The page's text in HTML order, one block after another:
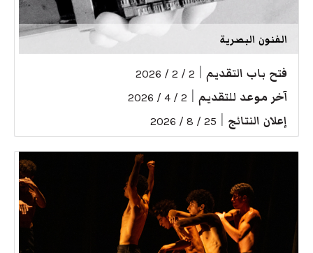
الفنون البصرية
فتح باب التقديم 2 / 2 / 2026
آخر موعد للتقديم 2 / 4 / 2026
إعلان النتائج 25 / 8 / 2026